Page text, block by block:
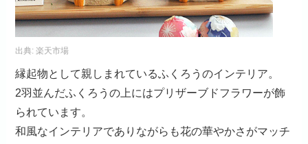
出典:楽天市場
縁起物として親しまれているふくろうのインテリア。
2羽並んだふくろうの上にはプリザーブドフラワーが飾
られています。
和風なインテリアでありながらも花の華やかさがマッチ